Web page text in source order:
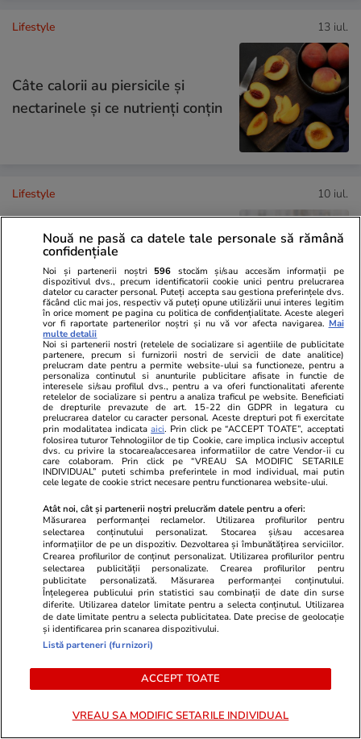
Lifestyle 13 iul.
Câte calorii au piersicile și
nectarinele și ce nutrienți conțin
Lifestyle 10 iul.
La ce ajută ceaiul de cozi de
cireșe – cum se prepară corect
Lifestyle 13 iul.
Ce este uleiul de neem și la ce
folosește
Știri România 14 iul.
Un primar PSD din Timiș, trimis
în judecată după ce a ignorat
măsurile transmise de Curtea
de Conturi după un control
Știri România 14 iul.
„Absolut toate revoltele
Nouă ne pasă ca datele tale personale să rămână
confidențiale
Noi și partenerii noștri 596 stocăm și/sau accesăm informații pe
dispozitivul dvs., precum identificatorii cookie unici pentru prelucrarea
datelor cu caracter personal. Puteți accepta sau gestiona preferințele dvs.
făcând clic mai jos, respectiv vă puteți opune utilizării unui interes legitim
în orice moment pe pagina cu politica de confidențialitate. Aceste alegeri
vor fi raportate partenerilor noștri și nu vă vor afecta navigarea. Mai
multe detalii
Noi si partenerii nostri (retelele de socializare si agentiile de publicitate
partenere, precum si furnizorii nostri de servicii de date analitice)
prelucram date pentru a permite website-ului sa functioneze, pentru a
personaliza continutul si anunturile publicitare afisate in functie de
interesele si/sau profilul dvs., pentru a va oferi functionalitati aferente
retelelor de socializare si pentru a analiza traficul pe website. Beneficiati
de drepturile prevazute de art. 15-22 din GDPR in legatura cu
prelucrarea datelor cu caracter personal. Aceste drepturi pot fi exercitate
prin modalitatea indicataaici. Prin click pe “ACCEPT TOATE”, acceptati
folosirea tuturor Tehnologiilor de tip Cookie, care implica inclusiv acceptul
dvs. cu privire la stocarea/accesarea informatiilor de catre Vendor-ii cu
care colaboram. Prin click pe “VREAU SA MODIFIC SETARILE
INDIVIDUAL” puteti schimba preferintele in mod individual, mai putin
cele legate de cookie strict necesare pentru functionarea website-ului.
Atât noi, cât și partenerii noștri prelucrăm datele pentru a oferi:
Măsurarea performanței reclamelor. Utilizarea profilurilor pentru
selectarea conținutului personalizat. Stocarea și/sau accesarea
informațiilor de pe un dispozitiv. Dezvoltarea și îmbunătățirea serviciilor.
Crearea profilurilor de conținut personalizat. Utilizarea profilurilor pentru
selectarea publicității personalizate. Crearea profilurilor pentru
publicitate personalizată. Măsurarea performanței conținutului.
Înțelegerea publicului prin statistici sau combinații de date din surse
diferite. Utilizarea datelor limitate pentru a selecta conținutul. Utilizarea
de date limitate pentru a selecta publicitatea. Date precise de geolocație
și identificarea prin scanarea dispozitivului.
Listă parteneri (furnizori)
ACCEPT TOATE
VREAU SA MODIFIC SETARILE INDIVIDUAL